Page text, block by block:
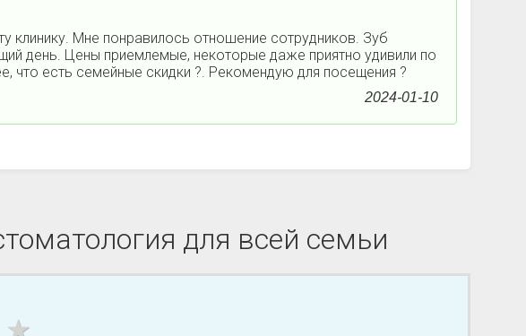
клинику. Мне понравилось отношение сотрудников. Зуб
день. Цены приемлемые, некоторые даже приятно удивили по
что есть семейные скидки ?. Рекомендую для посещения ?
2024-01-10
для всей семьи